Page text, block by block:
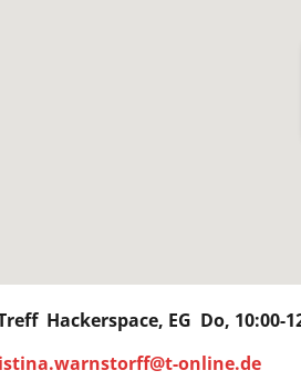
Hackerspace, EG Do, 10:00-
online.de